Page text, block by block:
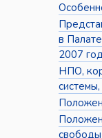
в
2007
НПО,